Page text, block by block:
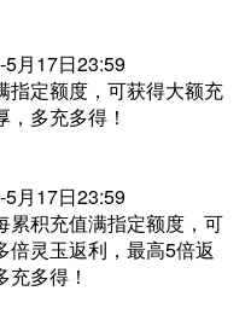
月17日23:59
指定额度，可获得大额充
，多充多得！
月17日23:59
累积充值满指定额度，可
倍灵玉返利，最高5倍返
充多得！